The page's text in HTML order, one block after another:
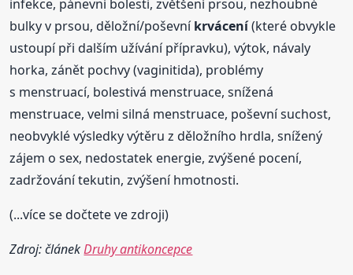
infekce, pánevní bolesti, zvětšení prsou, nezhoubné
bulky v prsou, děložní/poševníkrvácení(které obvykle
ustoupí při dalším užívání přípravku), výtok, návaly
horka, zánět pochvy (vaginitida), problémy
s menstruací, bolestivá menstruace, snížená
menstruace, velmi silná menstruace, poševní suchost,
neobvyklé výsledky výtěru z děložního hrdla, snížený
zájem o sex, nedostatek energie, zvýšené pocení,
zadržování tekutin, zvýšení hmotnosti.
(...více se dočtete ve zdroji)
Zdroj: článekDruhy antikoncepce